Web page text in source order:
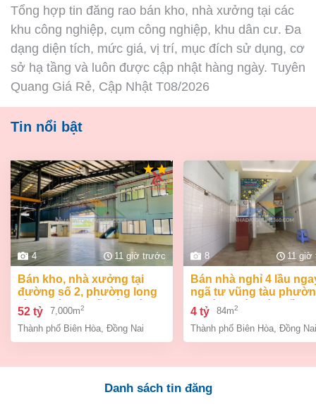
Tổng hợp tin đăng rao bán kho, nhà xưởng tại các
khu công nghiệp, cụm công nghiệp, khu dân cư. Đa
dạng diện tích, mức giá, vị trí, mục đích sử dụng, cơ
sở hạ tầng và luôn được cập nhật hàng ngày. Tuyên
Quang Giá Rẻ, Cập Nhật T08/2026
Tin nổi bật
4 11 giờ trước
bán kho, nhà xưởng tại
đường số 2, phường long
bình, thành phố biên hòa,
đồng nai giá 52 tỷ
52 tỷ 7,000m2
Thành phố Biên Hòa Đồng Nai
8 11
bán nhà nghỉ 4 lầu ngay
ngã tư vũng tàu
an bình biên hòa đồng
giá chỉ 4 tỷ
4 tỷ 84m2
Thành phố Biên Hòa Đồng Nai
Danh sách tin đăng